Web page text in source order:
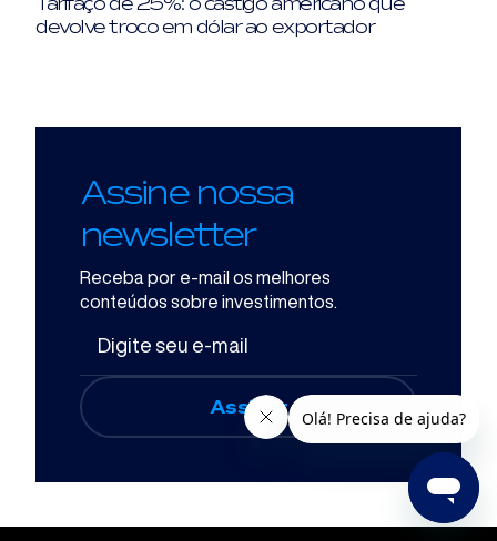
devolve troco em dólar ao exportador
Assine nossa
newsletter
Receba por e-mail os melhores
conteúdos sobre investimentos.